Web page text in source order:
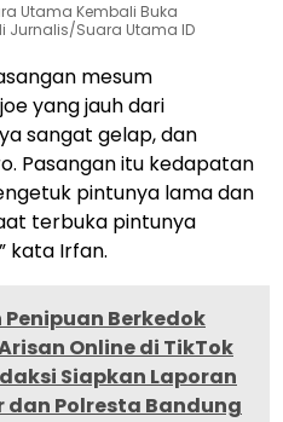
Utama Kembali Buka
Jurnalis/Suara Utama ID
mesum
yang jauh dari
sangat gelap, dan
Pasangan itu kedapatan
pintunya lama dan
terbuka pintunya
kata Irfan.
Berkedok
Online di TikTok
Siapkan Laporan
dan Polresta Bandung